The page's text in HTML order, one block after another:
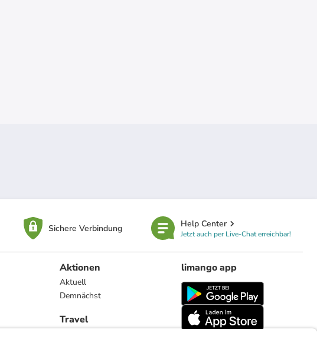
Sichere Verbindung Help Center
Jetzt auch per Live-Chat erreichbar!
Aktionen
Aktuell
Demnächst
Travel
limango app